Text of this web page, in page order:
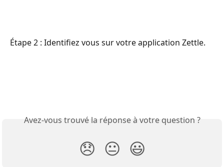
Étape 2 : Identifiez vous sur votre application Zettle.
Avez-vous trouvé la réponse à votre question ?
😞 😐 😃